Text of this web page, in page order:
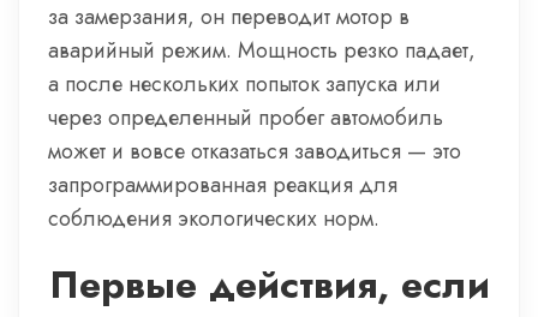
за замерзания, он переводит мотор в
аварийный режим. Мощность резко падает,
а после нескольких попыток запуска или
через определенный пробег автомобиль
может и вовсе отказаться заводиться — это
запрограммированная реакция для
соблюдения экологических норм.
Первые действия, если